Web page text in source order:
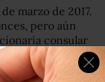
marzo de 2017.
pero aún
consular